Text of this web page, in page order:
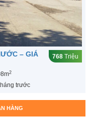
– GIÁ
768 Triệu
2
trước
HÀNG